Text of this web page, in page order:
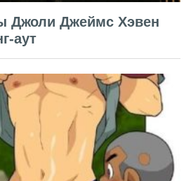
Джоли Джеймс Хэвен
аут